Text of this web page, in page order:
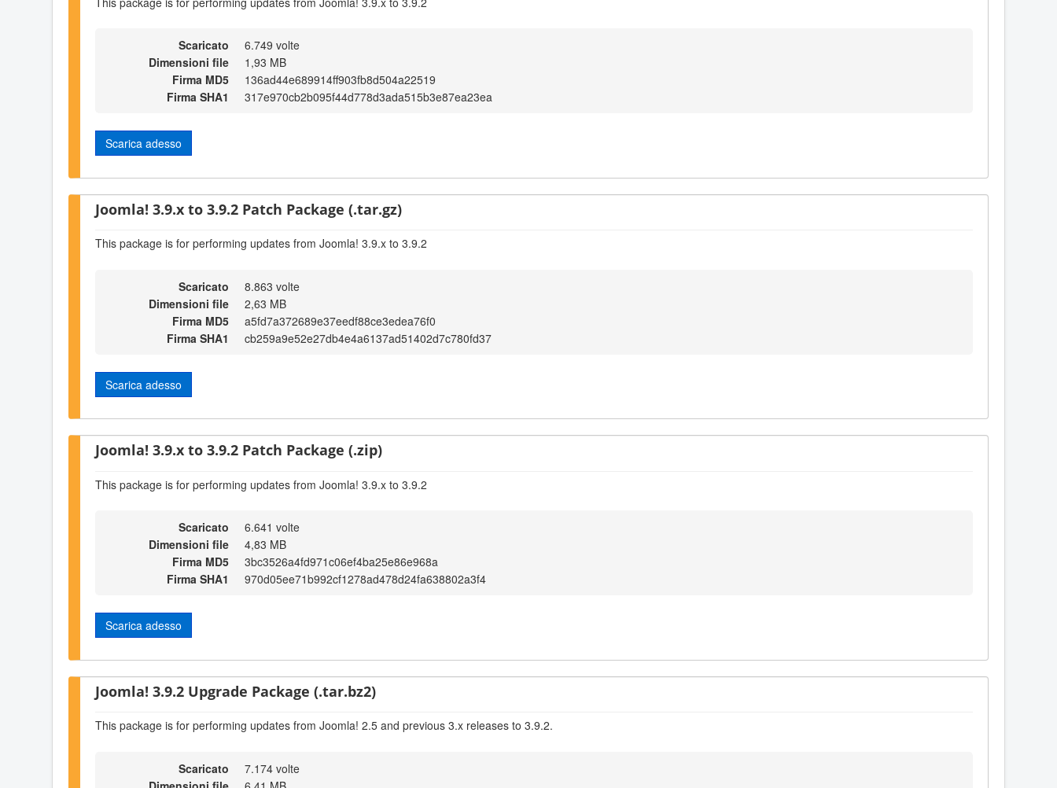
Scaricato
6.749 volte
Dimensioni file
1,93 MB
Firma MD5
136ad44e689914ff903fb8d504a22519
Firma SHA1
317e970cb2b095f44d778d3ada515b3e87ea23ea
Scarica adesso
Joomla! 3.9.x to 3.9.2 Patch Package (.tar.gz)
This package is for performing updates from Joomla! 3.9.x to 3.9.2
Scaricato
8.863 volte
Dimensioni file
2,63 MB
Firma MD5
a5fd7a372689e37eedf88ce3edea76f0
Firma SHA1
cb259a9e52e27db4e4a6137ad51402d7c780fd37
Scarica adesso
Joomla! 3.9.x to 3.9.2 Patch Package (.zip)
This package is for performing updates from Joomla! 3.9.x to 3.9.2
Scaricato
6.641 volte
Dimensioni file
4,83 MB
Firma MD5
3bc3526a4fd971c06ef4ba25e86e968a
Firma SHA1
970d05ee71b992cf1278ad478d24fa638802a3f4
Scarica adesso
Joomla! 3.9.2 Upgrade Package (.tar.bz2)
This package is for performing updates from Joomla! 2.5 and previous 3.x releases to 3.9.2.
Scaricato
7.174 volte